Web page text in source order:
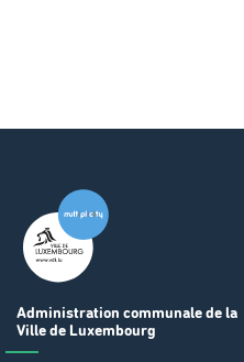
Administration communale de la
Ville de Luxembourg